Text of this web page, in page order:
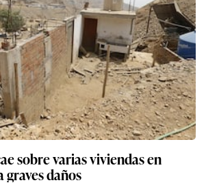
sobre varias viviendas en
graves daños